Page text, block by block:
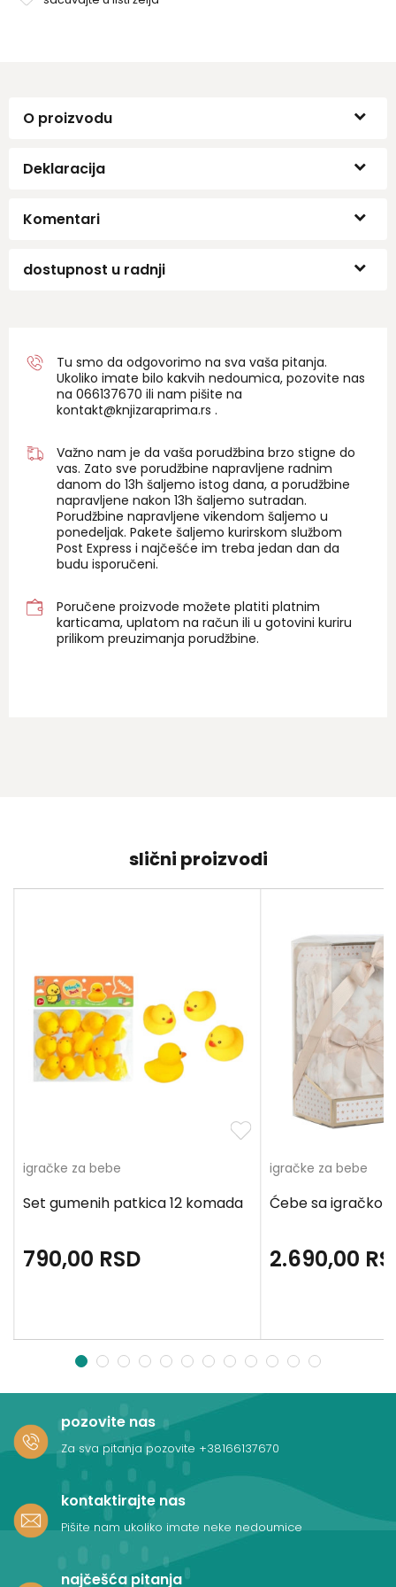
O proizvodu
Deklaracija
Komentari
dostupnost u radnji
Tu smo da odgovorimo na sva vaša pitanja.
Ukoliko imate bilo kakvih nedoumica, pozovite nas
na 066137670 ili nam pišite na
kontakt@knjizaraprima.rs .
Važno nam je da vaša porudžbina brzo stigne do
vas. Zato sve porudžbine napravljene radnim
danom do 13h šaljemo istog dana, a porudžbine
napravljene nakon 13h šaljemo sutradan.
Porudžbine napravljene vikendom šaljemo u
ponedeljak. Pakete šaljemo kurirskom službom
Post Express i najčešće im treba jedan dan da
budu isporučeni.
Poručene proizvode možete platiti platnim
karticama, uplatom na račun ili u gotovini kuriru
prilikom preuzimanja porudžbine.
slični proizvodi
igračke za bebe
Set gumenih patkica 12 komada
790,00 RSD
igračke za bebe
Ćebe sa
2.690,00
1 2 3 4 5 6 7 8 9 10 11 12
pozovite nas
Za sva pitanja pozovite +38166137670
kontaktirajte nas
Pišite nam ukoliko imate neke nedoumice
najčešća pitanja